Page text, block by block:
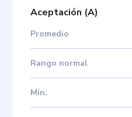
Aceptación (A)
Promedio
Rango normal
Mín.